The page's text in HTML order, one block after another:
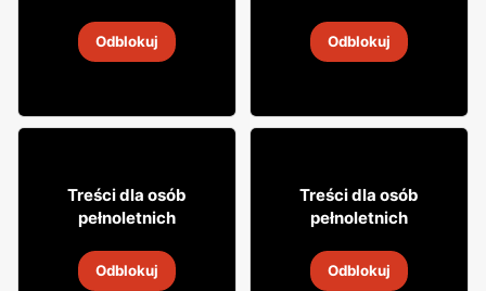
14 sie 2026Odblokuj 14 sie 2026Odblokuj
1999
14 sie 2026
Treści dla osób
pełnoletnich
Odblokuj
1499
14 sie 2026
Treści dla osób
pełnoletnich
Odblokuj